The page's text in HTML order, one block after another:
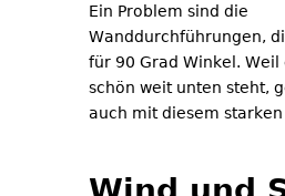
Ein Problem sind die
Wanddurchführungen,
für 90 Grad Winkel. Weil
schön weit unten steht,
auch mit diesem starken